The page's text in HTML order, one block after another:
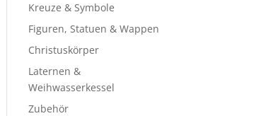
Kreuze & Symbole
Figuren, Statuen & Wappen
Christuskörper
Laternen &
Weihwasserkessel
Zubehör